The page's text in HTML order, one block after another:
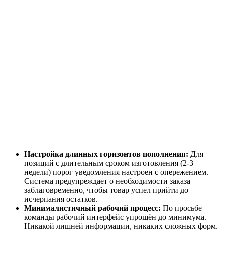
Настройка длинных горизонтов пополнения: Для
позиций с длительным сроком изготовления (2-3
недели) порог уведомления настроен с опережением.
Система предупреждает о необходимости заказа
заблаговременно, чтобы товар успел прийти до
исчерпания остатков.
Минималистичный рабочий процесс: По просьбе
команды рабочий интерфейс упрощён до минимума.
Никакой лишней информации, никаких сложных форм.